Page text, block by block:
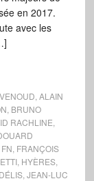
en 2017.
avec les
ALAIN
BRUNO
RACHLINE
FN FRANÇOIS
, HYÈRES,
, JEAN-LUC